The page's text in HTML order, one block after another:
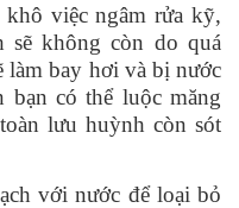
việc ngâm rửa kỹ,
sẽ không còn do quá
làm bay hơi và bị nước
bạn có thể luộc măng
lưu huỳnh còn sót
với nước để loại bỏ